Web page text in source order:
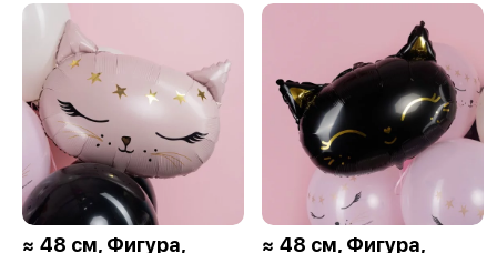
≈ 48 см, Фигура,
≈ 48 см, Фигура,